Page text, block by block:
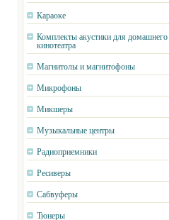
Караоке
Комплекты акустики для домашнего
кинотеатра
Магнитолы и магнитофоны
Микрофоны
Микшеры
Музыкальные центры
Радиоприемники
Ресиверы
Сабвуферы
Тюнеры